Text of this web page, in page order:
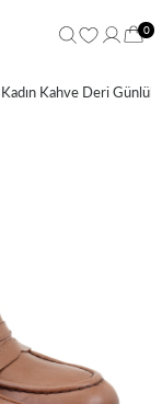
0
Kadın Kahve Deri Günlük